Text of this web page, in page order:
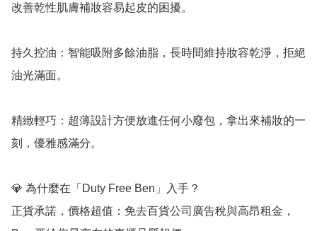
改善乾性肌膚補妝容易起皮的困擾。
持久控油：智能吸附多餘油脂，長時間維持妝容乾淨，拒絕
油光滿面。
精緻輕巧：超薄設計方便放進任何小廢包，拿出來補妝的一
刻，優雅感滿分。
💎 為什麼在「Duty Free Ben」入手？
正貨承諾，價格超值：免去百貨公司廣告稅與高昂租金，